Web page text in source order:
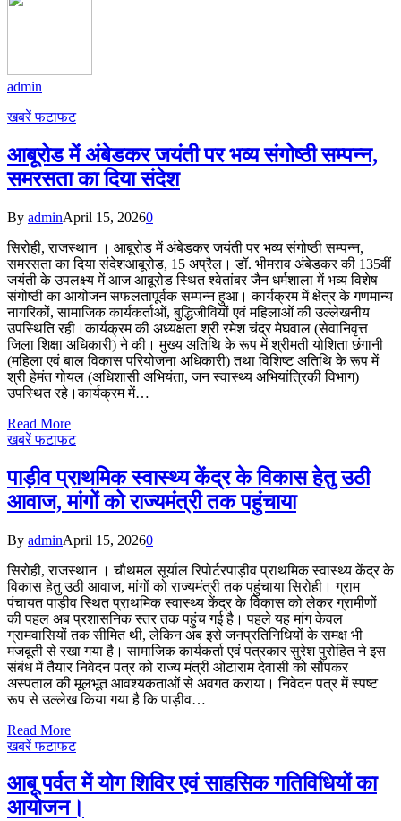
admin
खबरें फटाफट
आबूरोड में अंबेडकर जयंती पर भव्य संगोष्ठी सम्पन्न,
समरसता का दिया संदेश
By adminApril 15, 20260
सिरोही, राजस्थान । आबूरोड में अंबेडकर जयंती पर भव्य संगोष्ठी सम्पन्न,
समरसता का दिया संदेशआबूरोड, 15 अप्रैल। डॉ. भीमराव अंबेडकर की 135वीं
जयंती के उपलक्ष्य में आज आबूरोड स्थित श्वेतांबर जैन धर्मशाला में भव्य विशेष
संगोष्ठी का आयोजन सफलतापूर्वक सम्पन्न हुआ। कार्यक्रम में क्षेत्र के गणमान्य
नागरिकों, सामाजिक कार्यकर्ताओं, बुद्धिजीवियों एवं महिलाओं की उल्लेखनीय
उपस्थिति रही।कार्यक्रम की अध्यक्षता श्री रमेश चंद्र मेघवाल (सेवानिवृत्त
जिला शिक्षा अधिकारी) ने की। मुख्य अतिथि के रूप में श्रीमती योशिता छंगानी
(महिला एवं बाल विकास परियोजना अधिकारी) तथा विशिष्ट अतिथि के रूप में
श्री हेमंत गोयल (अधिशासी अभियंता, जन स्वास्थ्य अभियांत्रिकी विभाग)
उपस्थित रहे।कार्यक्रम में…
Read More
खबरें फटाफट
पाड़ीव प्राथमिक स्वास्थ्य केंद्र के विकास हेतु उठी
आवाज, मांगों को राज्यमंत्री तक पहुंचाया
By adminApril 15, 20260
सिरोही, राजस्थान । चौथमल सूर्याल रिपोर्टरपाड़ीव प्राथमिक स्वास्थ्य केंद्र के
विकास हेतु उठी आवाज, मांगों को राज्यमंत्री तक पहुंचाया सिरोही। ग्राम
पंचायत पाड़ीव स्थित प्राथमिक स्वास्थ्य केंद्र के विकास को लेकर ग्रामीणों
की पहल अब प्रशासनिक स्तर तक पहुंच गई है। पहले यह मांग केवल
ग्रामवासियों तक सीमित थी, लेकिन अब इसे जनप्रतिनिधियों के समक्ष भी
मजबूती से रखा गया है। सामाजिक कार्यकर्ता एवं पत्रकार सुरेश पुरोहित ने इस
संबंध में तैयार निवेदन पत्र को राज्य मंत्री ओटाराम देवासी को सौंपकर
अस्पताल की मूलभूत आवश्यकताओं से अवगत कराया। निवेदन पत्र में स्पष्ट
रूप से उल्लेख किया गया है कि पाड़ीव…
Read More
खबरें फटाफट
आबू पर्वत में योग शिविर एवं साहसिक गतिविधियों का
आयोजन।